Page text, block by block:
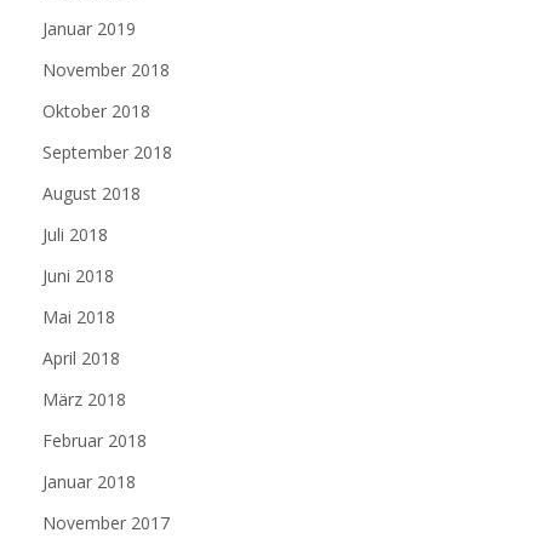
Januar 2019
November 2018
Oktober 2018
September 2018
August 2018
Juli 2018
Juni 2018
Mai 2018
April 2018
März 2018
Februar 2018
Januar 2018
November 2017